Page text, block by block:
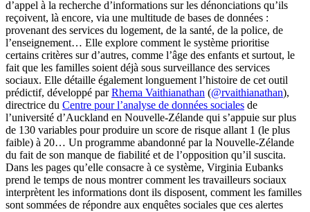
d’appel à la recherche d’informations sur les dénonciations qu’ils
reçoivent, là encore, via une multitude de bases de données :
provenant des services du logement, de la santé, de la police, de
l’enseignement… Elle explore comment le système prioritise
certains critères sur d’autres, comme l’âge des enfants et surtout, le
fait que les familles soient déjà sous surveillance des services
sociaux. Elle détaille également longuement l’histoire de cet outil
prédictif, développé parRhema Vaithianathan (@rvaithianathan),
directrice du Centre pour l’analyse de données sociales de
l’université d’Auckland en Nouvelle-Zélande qui s’appuie sur plus
de 130 variables pour produire un score de risque allant 1 (le plus
faible) à 20… Un programme abandonné par la Nouvelle-Zélande
du fait de son manque de fiabilité et de l’opposition qu’il suscita.
Dans les pages qu’elle consacre à ce système, Virginia Eubanks
prend le temps de nous montrer comment les travailleurs sociaux
interprètent les informations dont ils disposent, comment les familles
sont sommées de répondre aux enquêtes sociales que ces alertes